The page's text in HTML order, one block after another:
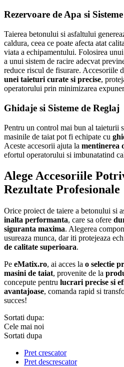
Rezervoare de Apa si
Taierea betonului si asfaltului
caldura, ceea ce poate afecta atat
viata a echipamentului. Folosirea unui
a unui sistem de racire adecvat
reduce riscul de fisurare. Accesoriile
unei taieturi curate si precise,
operatorului prin minimizarea
Ghidaje si Sisteme de Reglaj
Pentru un control mai bun al taieturii
masinile de taiat pot fi echipate cu
Aceste accesorii ajuta la mentinerea
efortul operatorului si imbunatatind
Alege Accesoriile
Rezultate Profesionale
Orice proiect de taiere a betonului si
inalta performanta, care sa ofere
siguranta maxima. Alegerea
usureaza munca, dar iti protejeaza
de calitate superioara.
Pe eMatix.ro, ai acces la o selectie
masini de taiat, provenite de la
concepute pentru lucrari precise si
avantajoase, comanda rapid si
succes!
Sortati dupa:
Cele mai noi
Sortati dupa
Pret crescator
Pret descrescator